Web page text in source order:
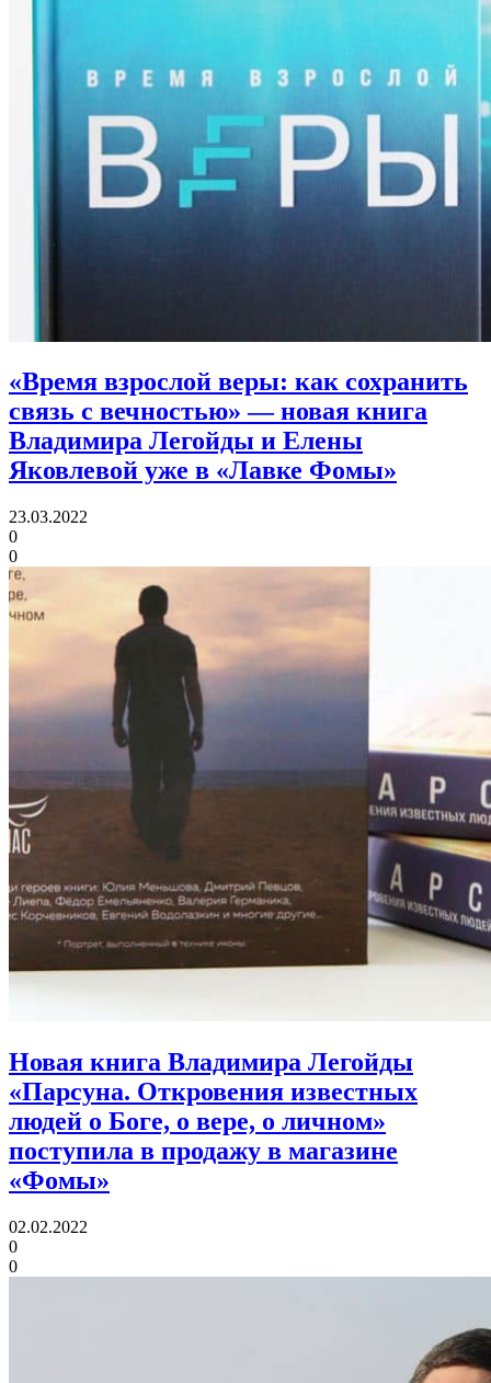
«Время взрослой веры: как сохранить
связь с вечностью»— новая книга
Владимира Легойды и Елены
Яковлевой уже в «Лавке Фомы»
23.03.2022
0
0
Новая книга Владимира Легойды
«Парсуна. Откровения известных
людей о Боге, о вере, о личном»
поступила в продажу в магазине
«Фомы»
02.02.2022
0
0